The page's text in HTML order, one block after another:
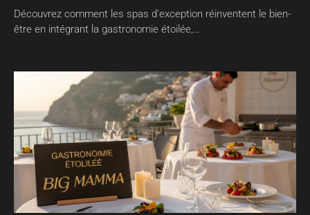
Découvrez comment les spas d’exception réinventent le bien-
être en intégrant la gastronomie étoilée,…